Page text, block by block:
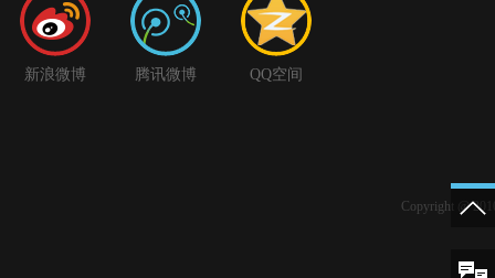
新浪微博 腾讯微博 QQ空间
Copyright @